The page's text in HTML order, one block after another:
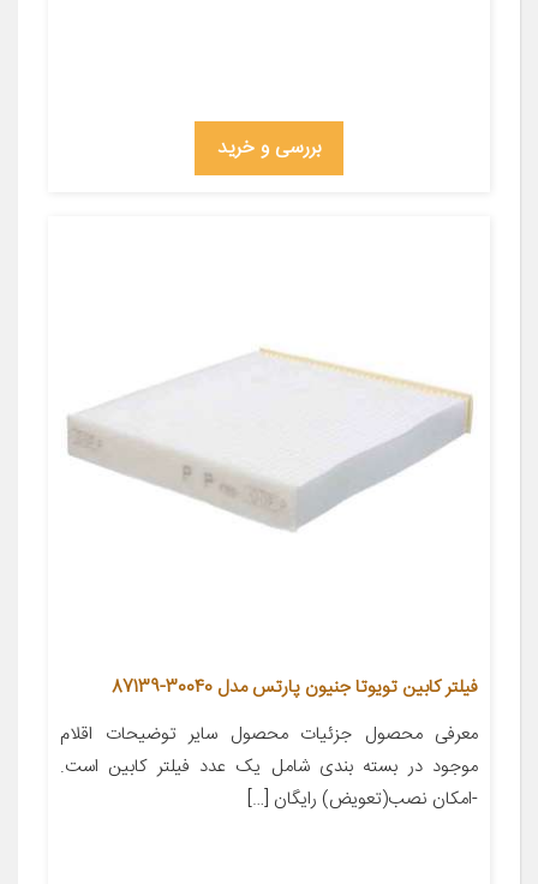
بررسی و خرید
فیلتر کابین تویوتا جنیون پارتس مدل 30040-87139
معرفی محصول جزئیات محصول سایر توضیحات اقلام
موجود در بسته بندی شامل یک عدد فیلتر کابین است.
-امکان نصب(تعویض) رایگان […]